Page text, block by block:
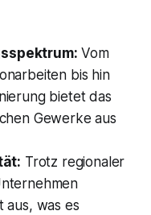
Vom
bis hin
bietet das
Gewerke aus
Trotz regionaler
aus, was es